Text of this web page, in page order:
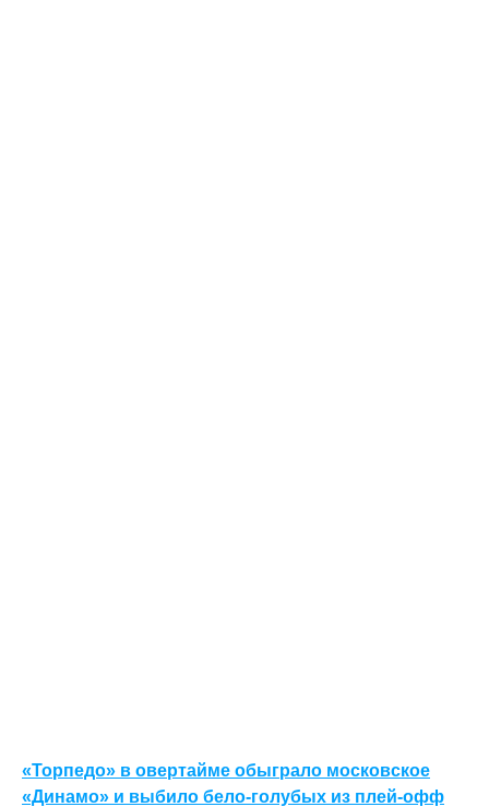
«Торпедо» в овертайме обыграло московское
«Динамо» и выбило бело-голубых из плей-офф